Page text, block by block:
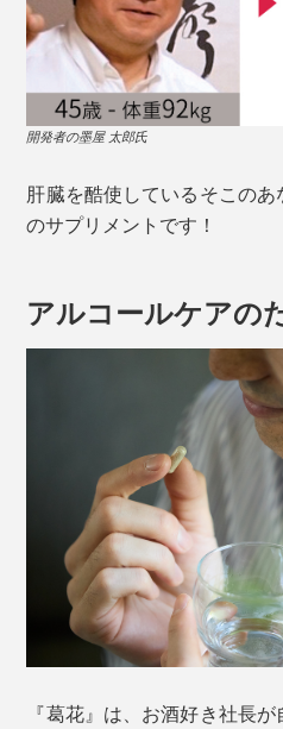
開発者の墨屋 太郎氏
肝臓を酷使しているそこの
のサプリメントです！
アルコールケアの
『葛花』は、お酒好き社長